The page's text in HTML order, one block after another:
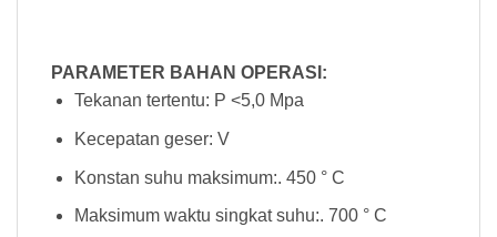
PARAMETER BAHAN OPERASI:
Tekanan tertentu: P <5,0 Mpa
Kecepatan geser: V
Konstan suhu maksimum:. 450 ° C
Maksimum waktu singkat suhu:. 700 ° C